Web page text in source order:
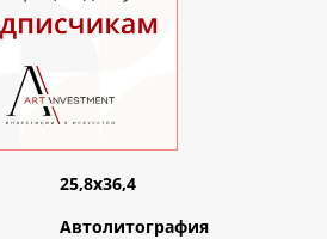
25,8х36,4
Автолитография